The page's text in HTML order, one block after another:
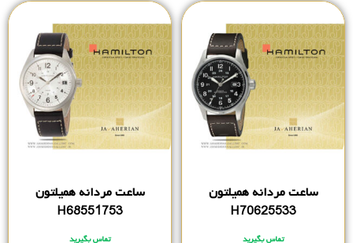
ساعت مردانه همیلتون
H70625533
تماس بگیرید
ساعت مردانه همیلتون
H68551753
تماس بگیرید